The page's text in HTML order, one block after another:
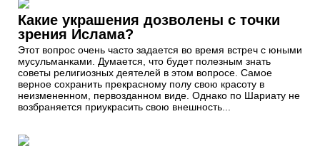
Какие украшения дозволены с точки
зрения Ислама?
Этот вопрос очень часто задается во время встреч с юными
мусульманками. Думается, что будет полезным знать
советы религиозных деятелей в этом вопросе. Самое
верное сохранить прекрасному полу свою красоту в
неизмененном, первозданном виде. Однако по Шариату не
возбраняется приукрасить свою внешность...